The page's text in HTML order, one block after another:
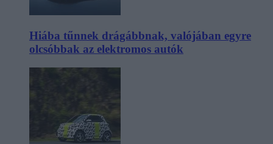
Hiába tűnnek drágábbnak, valójában egyre
olcsóbbak az elektromos autók